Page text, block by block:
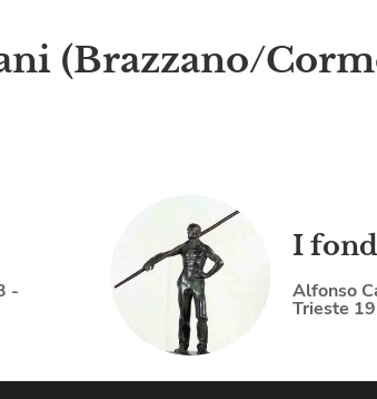
(Brazzano/
-
I
Alfonso
Trieste